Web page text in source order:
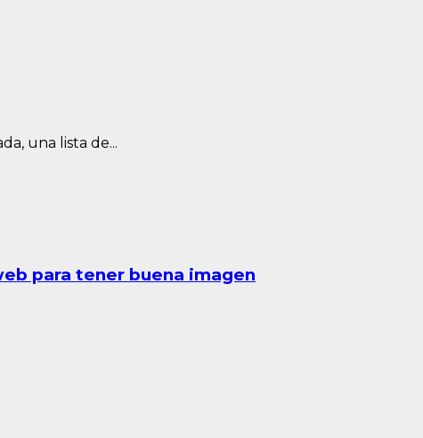
una lista de...
para tener buena imagen